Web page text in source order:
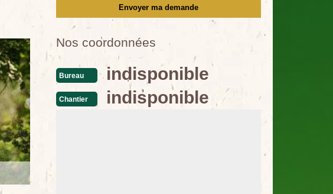
Nos coordonnées
Bureau indisponible
Chantier indisponible